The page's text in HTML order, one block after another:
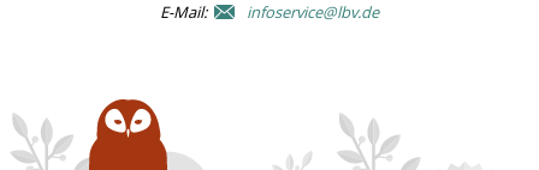
E-Mail: infoservice@lbv.de